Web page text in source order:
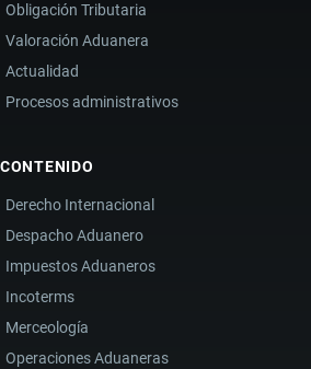
Obligación Tributaria
Valoración Aduanera
Actualidad
Procesos administrativos
CONTENIDO
Derecho Internacional
Despacho Aduanero
Impuestos Aduaneros
Incoterms
Merceología
Operaciones Aduaneras